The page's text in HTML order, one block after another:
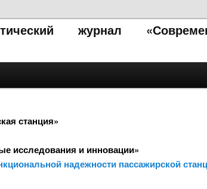
журнал
станция»
исследования и инновации»
надежности пассажирской